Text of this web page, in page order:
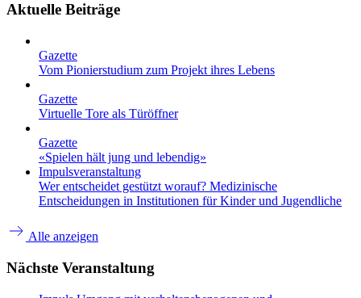
Aktuelle Beiträge
Gazette
Vom Pionierstudium zum Projekt ihres Lebens
Gazette
Virtuelle Tore als Türöffner
Gazette
«Spielen hält jung und lebendig»
Impulsveranstaltung
Wer entscheidet gestützt worauf? Medizinische
Entscheidungen in Institutionen für Kinder und Jugendliche
Alle anzeigen
Nächste Veranstaltung